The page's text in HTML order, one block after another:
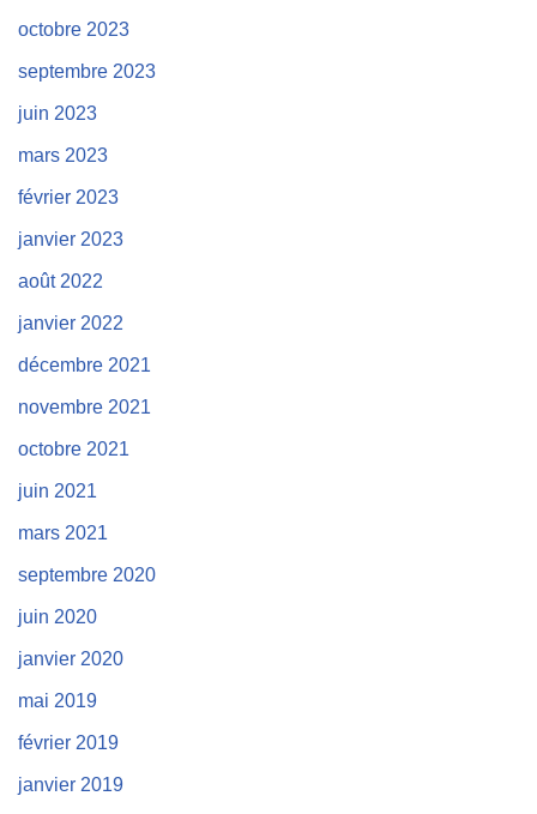
octobre 2023
septembre 2023
juin 2023
mars 2023
février 2023
janvier 2023
août 2022
janvier 2022
décembre 2021
novembre 2021
octobre 2021
juin 2021
mars 2021
septembre 2020
juin 2020
janvier 2020
mai 2019
février 2019
janvier 2019